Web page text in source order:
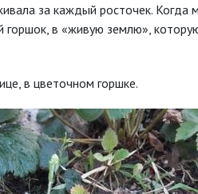
за каждый росточек. Когда
горшок, в «живую землю»,
в цветочном горшке.